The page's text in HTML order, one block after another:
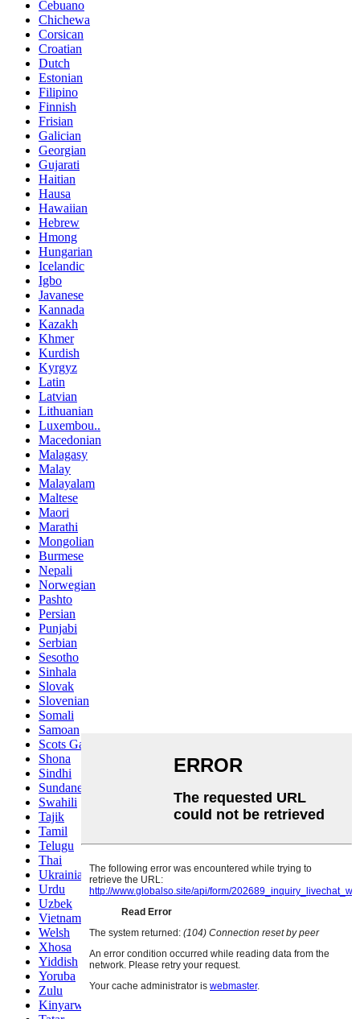
Cebuano
Chichewa
Corsican
Croatian
Dutch
Estonian
Filipino
Finnish
Frisian
Galician
Georgian
Gujarati
Haitian
Hausa
Hawaiian
Hebrew
Hmong
Hungarian
Icelandic
Igbo
Javanese
Kannada
Kazakh
Khmer
Kurdish
Kyrgyz
Latin
Latvian
Lithuanian
Luxembou..
Macedonian
Malagasy
Malay
Malayalam
Maltese
Maori
Marathi
Mongolian
Burmese
Nepali
Norwegian
Pashto
Persian
Punjabi
Serbian
Sesotho
Sinhala
Slovak
Slovenian
Somali
Samoan
Scots Gaelic
Shona
Sindhi
Sundanese
Swahili
Tajik
Tamil
Telugu
Thai
Ukrainian
Urdu
Uzbek
Vietnamese
Welsh
Xhosa
Yiddish
Yoruba
Zulu
Kinyarwanda